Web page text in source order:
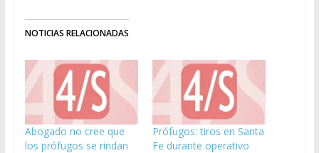
NOTICIAS RELACIONADAS
Abogado no cree que
los prófugos se rindan
Prófugos: tiros en Santa
Fe durante operativo